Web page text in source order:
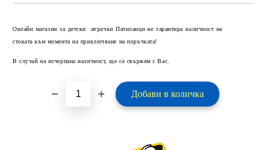
Онлайн магазин за детски играчки Патиланци не гарантира наличност на
стоката към момента на приключване на поръчката!
В случай на изчерпана наличност, ще се свържем с Вас.